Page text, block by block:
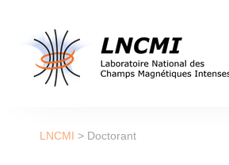
LNCMI > Doctorant